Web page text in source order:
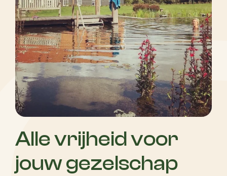
Alle vrijheid voor
jouw gezelschap